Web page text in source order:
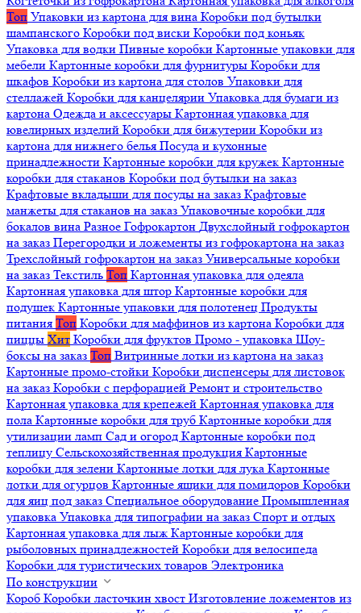
Топ Упаковки из картона для вина Коробки под бутылки
шампанского Коробки под виски Коробки под коньяк
Упаковка для водки Пивные коробки Картонные упаковки для
мебели Картонные коробки для фурнитуры Коробки для
шкафов Коробки из картона для столов Упаковки для
стеллажей Коробки для канцелярии Упаковка для бумаги из
картона Одежда и аксессуары Картонная упаковка для
ювелирных изделий Коробки для бижутерии Коробки из
картона для нижнего белья Посуда и кухонные
принадлежности Картонные коробки для кружек Картонные
коробки для стаканов Коробки под бутылки на заказ
Крафтовые вкладыши для посуды на заказ Крафтовые
манжеты для стаканов на заказ Упаковочные коробки для
бокалов вина Разное Гофрокартон Двухслойный гофрокартон
на заказ Перегородки и ложементы из гофрокартона на заказ
Трехслойный гофрокартон на заказ Универсальные коробки
на заказ Текстиль Топ Картонная упаковка для одеяла
Картонная упаковка для штор Картонные коробки для
подушек Картонные упаковки для полотенец Продукты
питания Топ Коробки для маффинов из картона Коробки для
пиццы Хит Коробки для фруктов Промо - упаковка Шоу-
боксы на заказ Топ Витринные лотки из картона на заказ
Картонные промо-стойки Коробки диспенсеры для листовок
на заказ Коробки с перфорацией Ремонт и строительство
Картонная упаковка для крепежей Картонная упаковка для
пола Картонные коробки для труб Картонные коробки для
утилизации ламп Сад и огород Картонные коробки под
теплицу Сельскохозяйственная продукция Картонные
коробки для зелени Картонные лотки для лука Картонные
лотки для огурцов Картонные ящики для помидоров Коробки
для яиц под заказ Специальное оборудование Промышленная
упаковка Упаковка для типографии на заказ Спорт и отдых
Картонная упаковка для лыж Картонные коробки для
рыболовных принадлежностей Коробки для велосипеда
Коробки для туристических товаров Электроника
По конструкции
Короб Коробки ласточкин хвост Изготовление ложементов из